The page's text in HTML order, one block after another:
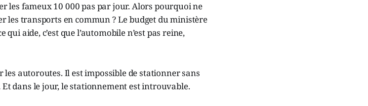
les fameux 10 000 pas par jour. Alors pourquoi ne
les transports en commun ? Le budget du ministère
aide, c’est que l’automobile n’est pas reine,
les autoroutes. Il est impossible de stationner sans
dans le jour, le stationnement est introuvable.